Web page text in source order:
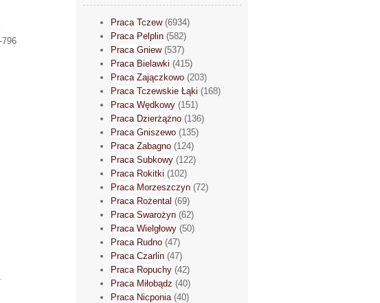
Praca Tczew(6934)
Praca Pelplin (582)
Praca Gniew(537)
Praca Bielawki (415)
Praca Zajączkowo (203)
Praca Tczewskie Łąki (168)
Praca Wędkowy (151)
Praca Dzierżążno (136)
Praca Gniszewo (135)
Praca Zabagno (124)
Praca Subkowy (122)
Praca Rokitki (102)
Praca Morzeszczyn (72)
Praca Rożental (69)
Praca Swarożyn (62)
Praca Wielgłowy (50)
Praca Rudno (47)
Praca Czarlin (47)
Praca Ropuchy (42)
Praca Miłobądz (40)
Praca Nicponia(40)